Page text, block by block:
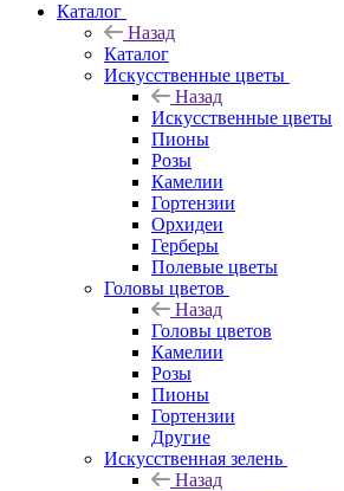
Каталог
Назад
Каталог
Искусственные цветы
Назад
Искусственные цветы
Пионы
Розы
Камелии
Гортензии
Орхидеи
Герберы
Полевые цветы
Головы цветов
Назад
Головы цветов
Камелии
Розы
Пионы
Гортензии
Другие
Искусственная зелень
Назад